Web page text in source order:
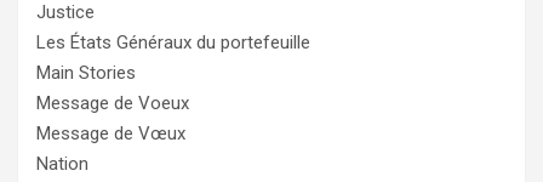
Justice
Les États Généraux du portefeuille
Main Stories
Message de Voeux
Message de Vœux
Nation